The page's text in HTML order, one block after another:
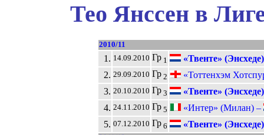
Тео Янссен в
2010/11
1. 14.09.2010 Гр1 «Твенте» (Энсхеде)
2. 29.09.2010 Гр2
«Тоттенхэм
3. 20.10.2010 Гр3 «Твенте» (Энсхеде)
4. 24.11.2010 Гр5
«Интер» (Милан) –
5. 07.12.2010 Гр6 «Твенте» (Энсхеде)